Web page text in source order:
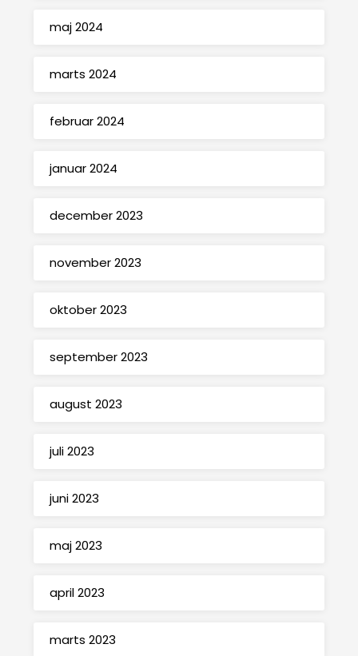
maj 2024
marts 2024
februar 2024
januar 2024
december 2023
november 2023
oktober 2023
september 2023
august 2023
juli 2023
juni 2023
maj 2023
april 2023
marts 2023